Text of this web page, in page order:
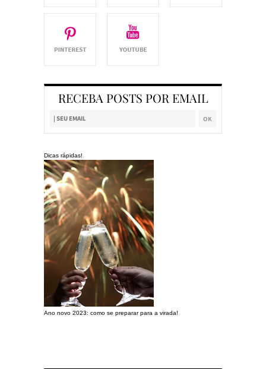
RECEBA POSTS POR EMAIL
Dicas rápidas!
Ano novo 2023: como se preparar para a virada!